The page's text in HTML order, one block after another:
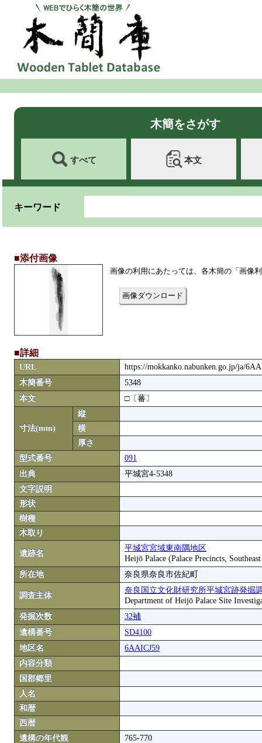
木簡をさがす
すべて 本文
キーワード
■添付画像
画像の利用にあたっては、各木簡の「画像
画像ダウンロード
■詳細
URL
https://mokkanko.nabunken.go.jp/ja/
木簡番号
5348
本文
□〔蕃〕
寸法(mm)
縦
横
厚さ
型式番号
091
出典
平城宮4-5348
文字説明
形状
樹種
木取り
遺跡名
平城宮宮域東南隅地区
Heijō Palace (Palace Precincts,
所在地
奈良県奈良市佐紀町
調査主体
奈良国立文化財研究所平城宮跡発掘
Department of Heijō Palace Site
発掘次数
32補
遺構番号
SD4100
地区名
6AAICJ59
内容分類
国郡郷里
人名
和暦
西暦
遺構の年代観
765-770